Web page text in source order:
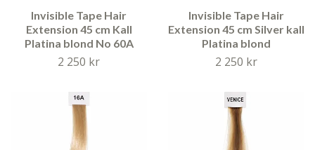
Invisible Tape Hair
Extension 45 cm Kall
Platina blond No 60A
2 250 kr
Invisible Tape Hair
Extension 45 cm Silver kall
Platina blond
2 250 kr